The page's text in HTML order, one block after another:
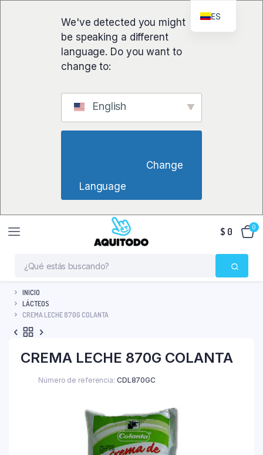
We've detected you might
be speaking a different
language. Do you want to
change to:
English
Language
$ 0 0
INICIO
LÁCTEOS
CREMA LECHE 870G COLANTA
CREMA LECHE 870G COLANTA
Número de referencia: CDL870GC
ES